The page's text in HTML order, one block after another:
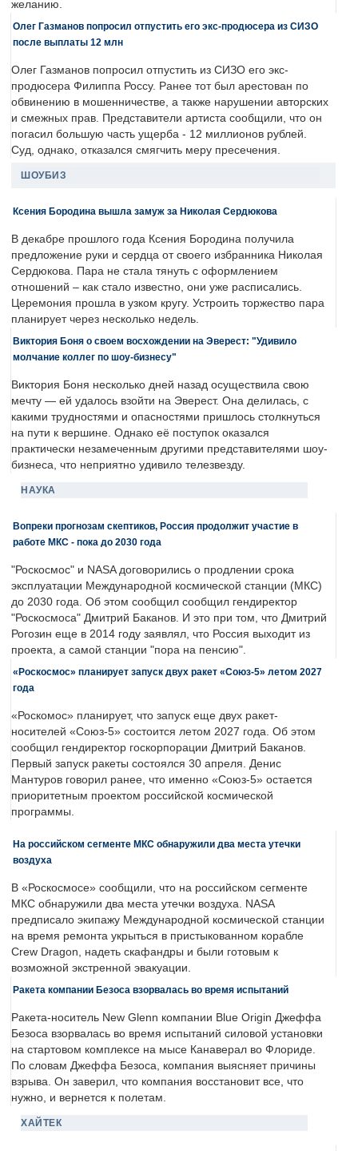
желанию.
Олег Газманов попросил отпустить его экс-продюсера из СИЗО
после выплаты 12 млн
Олег Газманов попросил отпустить из СИЗО его экс-
продюсера Филиппа Россу. Ранее тот был арестован по
обвинению в мошенничестве, а также нарушении авторских
и смежных прав. Представители артиста сообщили, что он
погасил большую часть ущерба - 12 миллионов рублей.
Суд, однако, отказался смягчить меру пресечения.
ШОУБИЗ
Ксения Бородина вышла замуж за Николая Сердюкова
В декабре прошлого года Ксения Бородина получила
предложение руки и сердца от своего избранника Николая
Сердюкова. Пара не стала тянуть с оформлением
отношений – как стало известно, они уже расписались.
Церемония прошла в узком кругу. Устроить торжество пара
планирует через несколько недель.
Виктория Боня о своем восхождении на Эверест: "Удивило
молчание коллег по шоу-бизнесу"
Виктория Боня несколько дней назад осуществила свою
мечту — ей удалось взойти на Эверест. Она делилась, с
какими трудностями и опасностями пришлось столкнуться
на пути к вершине. Однако её поступок оказался
практически незамеченным другими представителями шоу-
бизнеса, что неприятно удивило телезвезду.
НАУКА
Вопреки прогнозам скептиков, Россия продолжит участие в
работе МКС - пока до 2030 года
"Роскосмос" и NASA договорились о продлении срока
эксплуатации Международной космической станции (МКС)
до 2030 года. Об этом сообщил сообщил гендиректор
"Роскосмоса" Дмитрий Баканов. И это при том, что Дмитрий
Рогозин еще в 2014 году заявлял, что Россия выходит из
проекта, а самой станции "пора на пенсию".
«Роскосмос» планирует запуск двух ракет «Союз-5» летом 2027
года
«Роскомос» планирует, что запуск еще двух ракет-
носителей «Союз-5» состоится летом 2027 года. Об этом
сообщил гендиректор госкорпорации Дмитрий Баканов.
Первый запуск ракеты состоялся 30 апреля. Денис
Мантуров говорил ранее, что именно «Союз-5» остается
приоритетным проектом российской космической
программы.
На российском сегменте МКС обнаружили два места утечки
воздуха
В «Роскосмосе» сообщили, что на российском сегменте
МКС обнаружили два места утечки воздуха. NASA
предписало экипажу Международной космической станции
на время ремонта укрыться в пристыкованном корабле
Crew Dragon, надеть скафандры и были готовым к
возможной экстренной эвакуации.
Ракета компании Безоса взорвалась во время испытаний
Ракета-носитель New Glenn компании Blue Origin Джеффа
Безоса взорвалась во время испытаний силовой установки
на стартовом комплексе на мысе Канаверал во Флориде.
По словам Джеффа Безоса, компания выясняет причины
взрыва. Он заверил, что компания восстановит все, что
нужно, и вернется к полетам.
ХАЙТЕК